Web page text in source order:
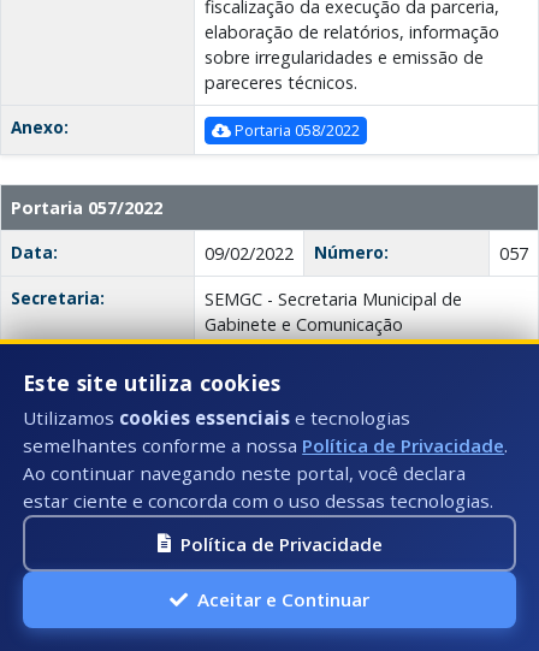
fiscalização da execução da parceria,
elaboração de relatórios, informação
sobre irregularidades e emissão de
pareceres técnicos.
Anexo:
Portaria 058/2022
Portaria 057/2022
Data:
09/02/2022 Número:
057
Secretaria:
SEMGC - Secretaria Municipal de
Gabinete e Comunicação
Descrição:
A portaria designa os servidores para
compor a Comissão de Monitoramento
e Avaliação da Parceria, referente ao
Processo 3216/2021, Termo de
Colaboração 06/2022 – Sociedade
Brasileira de Cultura Popular – Centro de
Apoio Social Aliança (CASA) para
execução de Serviço de Proteção Social
Especial de Alta Complexidade, com
Acolhimento Institucional para Crianças
e Adolescentes. Define as atribuições da
Este site utiliza cookies
Utilizamos cookies essenciais e tecnologias
semelhantes conforme a nossa Política de Privacidade.
Ao continuar navegando neste portal, você declara
estar ciente e concorda com o uso dessas tecnologias.
Política de Privacidade
Aceitar e Continuar